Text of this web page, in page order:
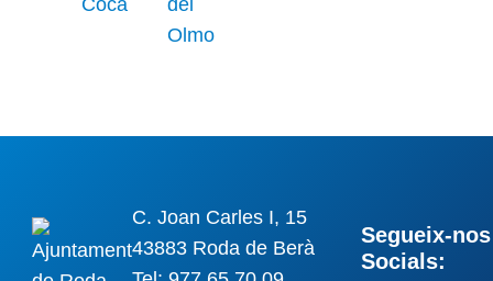
C. Joan Carles I, 15
43883 Roda de Berà
Segueix-
Socials: